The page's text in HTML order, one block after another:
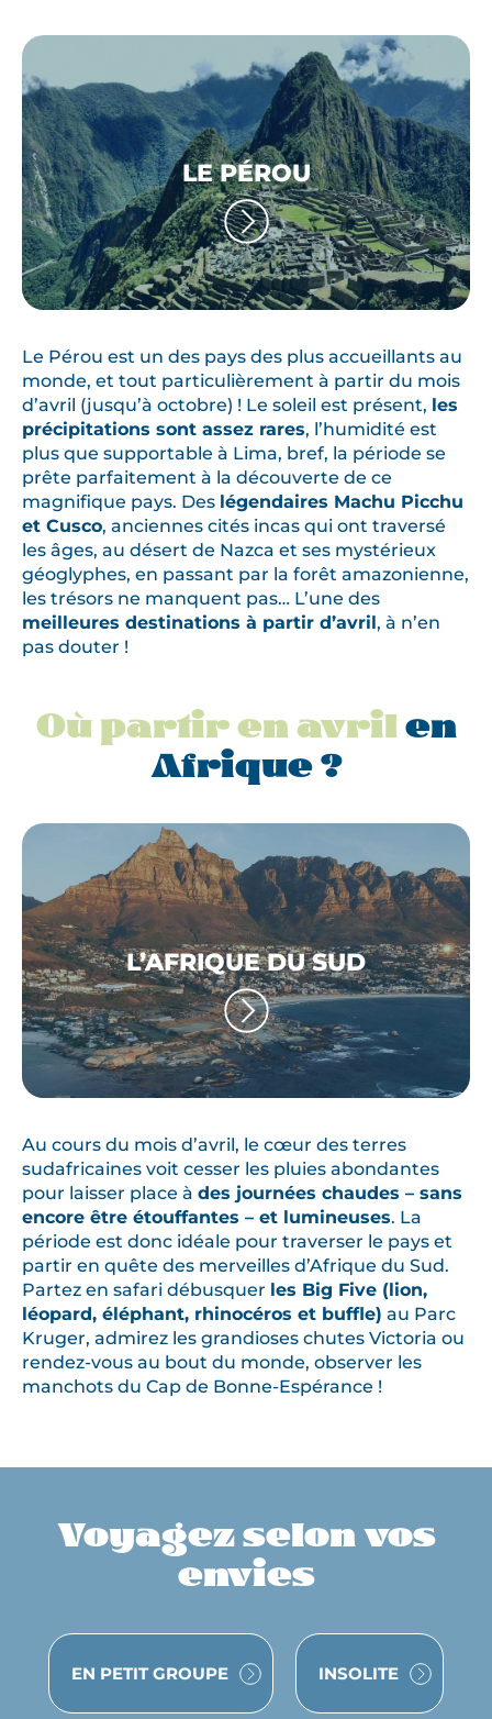
LE PÉROU
Le Pérou est un des pays des plus accueillants au
monde, et tout particulièrement à partir du mois
d’avril (jusqu’à octobre) ! Le soleil est présent, les
précipitations sont assez rares, l’humidité est
plus que supportable à Lima, bref, la période se
prête parfaitement à la découverte de ce
magnifique pays. Des légendaires Machu Picchu
et Cusco, anciennes cités incas qui ont traversé
les âges, au désert de Nazca et ses mystérieux
géoglyphes, en passant par la forêt amazonienne,
les trésors ne manquent pas… L’une des
meilleures destinations à partir d’avril, à n’en
pas douter !
Où partir en avril en
Afrique ?
L’AFRIQUE DU SUD
Au cours du mois d’avril, le cœur des terres
sudafricaines voit cesser les pluies abondantes
pour laisser place à des journées chaudes – sans
encore être étouffantes – et lumineuses. La
période est donc idéale pour traverser le pays et
partir en quête des merveilles d’Afrique du Sud.
Partez en safari débusquer les Big Five (lion,
léopard, éléphant, rhinocéros et buffle) au Parc
Kruger, admirez les grandioses chutes Victoria ou
rendez-vous au bout du monde, observer les
manchots du Cap de Bonne-Espérance !
Voyagez selon vos
envies
VOYAGE
EN PETIT GROUPE VOYAGE
INSOLITE